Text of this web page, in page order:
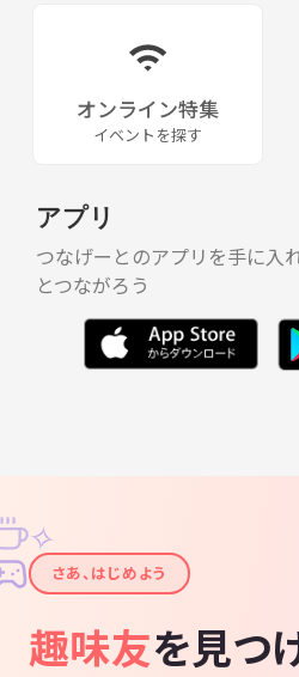
オンライン特集
イベントを探す
アプリ
つなげーとのアプリを手に入
とつながろう
✦
✧
さあ、はじめよう
趣味友を見つ